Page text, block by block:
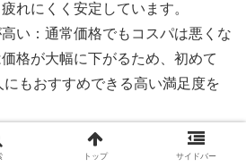
れにくく安定しています。
い：通常価格でもコスパは悪くな
格が大幅に下がるため、初めて
もおすすめできる高い満足度を
和性：Echoシリーズとの連携
ンダー設定などをイヤホンから行
トップ サイドバー